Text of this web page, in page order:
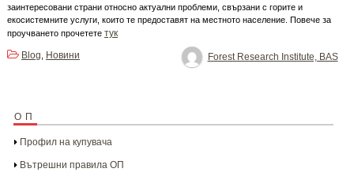
заинтересовани страни относно актуални проблеми, свързани с горите и
екосистемните услуги, които те предоставят на местното население. Повече за
проучването прочетете тук
Forest Research Institute, BAS
Blog Новини
ОП
Профил на купувача
Вътрешни правила ОП